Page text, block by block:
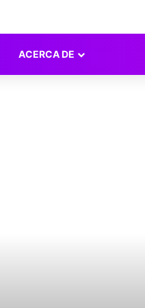
ACERCA DE